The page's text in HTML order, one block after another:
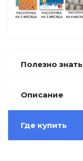
Описание
Полезно знать
Где купить